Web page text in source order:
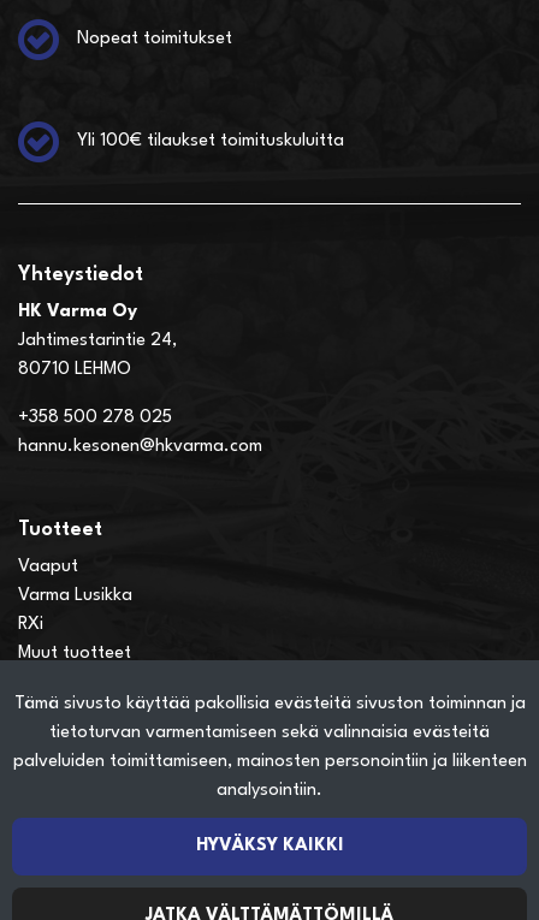
Tämä sivusto käyttää pakollisia evästeitä sivuston toiminnan ja
tietoturvan varmentamiseen sekä valinnaisia evästeitä
palveluiden toimittamiseen, mainosten personointiin ja liikenteen
analysointiin.
HYVÄKSY KAIKKI
JATKA VÄLTTÄMÄTTÖMILLÄ
Nopeat toimitukset
Yli 100€ tilaukset toimituskuluitta
Yhteystiedot
HK Varma Oy
Jahtimestarintie 24,
80710 LEHMO
+358 500 278 025
hannu.kesonen@hkvarma.com
Tuotteet
Vaaput
Varma Lusikka
RXi
Muut tuotteet
Verkkokauppainfo
Näin teet ostoksia verkkokaupassa
Tietosuojaseloste